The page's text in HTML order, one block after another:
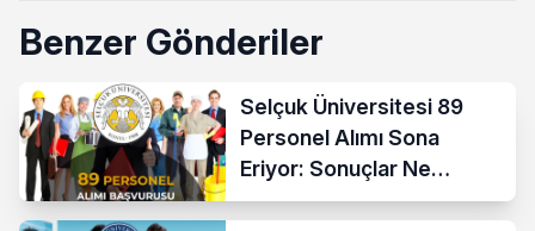
Benzer Gönderiler
Selçuk Üniversitesi 89
Personel Alımı Sona
Eriyor: Sonuçlar Ne
Zaman?